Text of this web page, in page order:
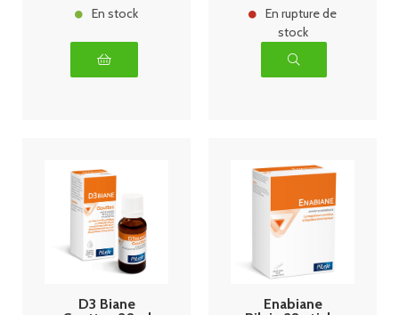
En stock
En rupture de
stock
D3 Biane
Enabiane